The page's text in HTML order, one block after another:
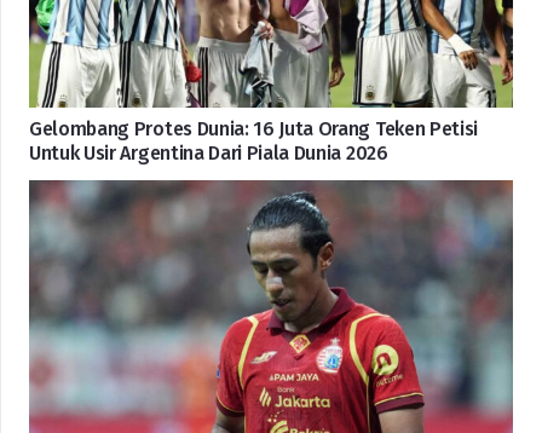
Gelombang Protes Dunia: 16 Juta Orang Teken Petisi
Untuk Usir Argentina Dari Piala Dunia 2026